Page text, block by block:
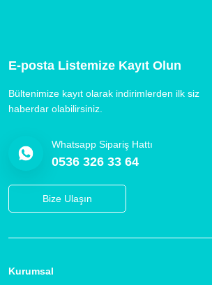
E-posta Listemize Kayıt Olun
Bültenimize kayıt olarak indirimlerden ilk siz
haberdar olabilirsiniz.
Whatsapp Sipariş Hattı
0536 326 33 64
Bize Ulaşın
Kurumsal